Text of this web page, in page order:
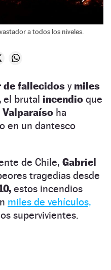
a todos los niveles.
de fallecidos y miles
el brutal incendio que
Valparaíso ha
en un dantesco
de Chile, Gabriel
tragedias desde
estos incendios
miles de vehículos,
supervivientes.